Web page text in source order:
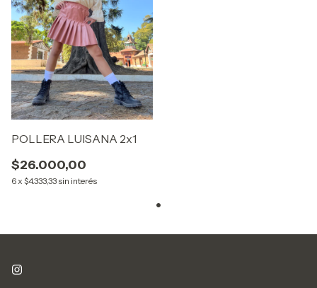
POLLERA LUISANA 2x1
$26.000,00
6 x $4.333,33 sin interés